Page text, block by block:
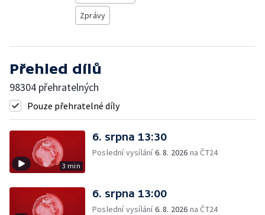
Zprávy
Přehled dílů
98304 přehratelných
Pouze přehratelné díly
3 min
6. srpna 13:30
Poslední vysílání6. 8. 2026 na ČT24
6. srpna 13:00
Poslední vysílání6. 8. 2026 na ČT24